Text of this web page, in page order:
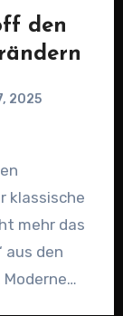
den
2025
klassische
mehr das
aus den